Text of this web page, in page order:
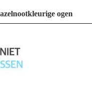
ogen